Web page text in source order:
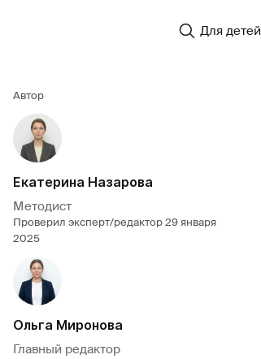
Для детей
Автор
Екатерина Назарова
Методист
Проверил эксперт/редактор29 января
2025
Ольга Миронова
Главный редактор